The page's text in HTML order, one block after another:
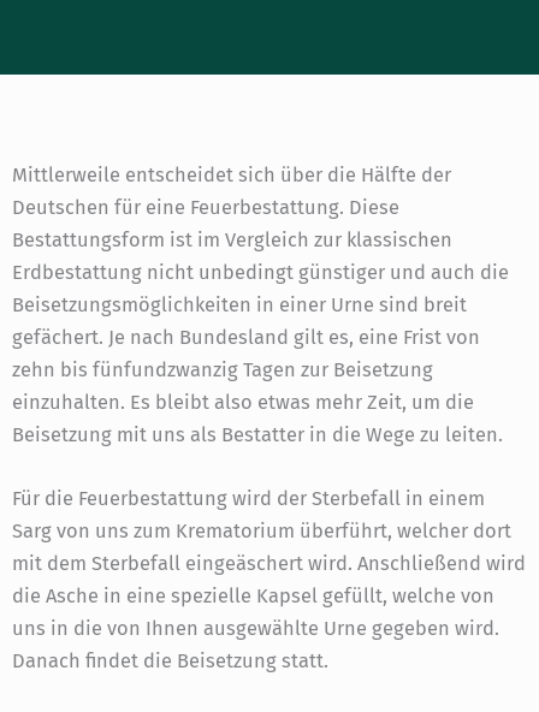
Mittlerweile entscheidet sich über die Hälfte der
Deutschen für eine Feuerbestattung. Diese
Bestattungsform ist im Vergleich zur klassischen
Erdbestattung nicht unbedingt günstiger und auch die
Beisetzungsmöglichkeiten in einer Urne sind breit
gefächert. Je nach Bundesland gilt es, eine Frist von
zehn bis fünfundzwanzig Tagen zur Beisetzung
einzuhalten. Es bleibt also etwas mehr Zeit, um die
Beisetzung mit uns als Bestatter in die Wege zu leiten.
Für die Feuerbestattung wird der Sterbefall in einem
Sarg von uns zum Krematorium überführt, welcher dort
mit dem Sterbefall eingeäschert wird. Anschließend wird
die Asche in eine spezielle Kapsel gefüllt, welche von
uns in die von Ihnen ausgewählte Urne gegeben wird.
Danach findet die Beisetzung statt.